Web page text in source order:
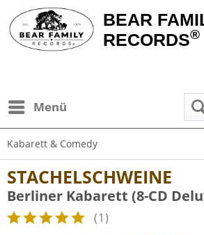
BEAR
RECORDS®
Menü
Kabarett & Comedy
STACHELSCHWEINE
Berliner Kabarett (8-CD
(1)